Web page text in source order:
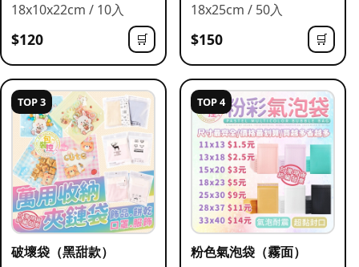
18x10x22cm / 10入
$120 🛒
18x25cm / 50入
$150 🛒
TOP 3
破壞袋（黑甜款）
TOP 4
粉色氣泡袋（霧面）